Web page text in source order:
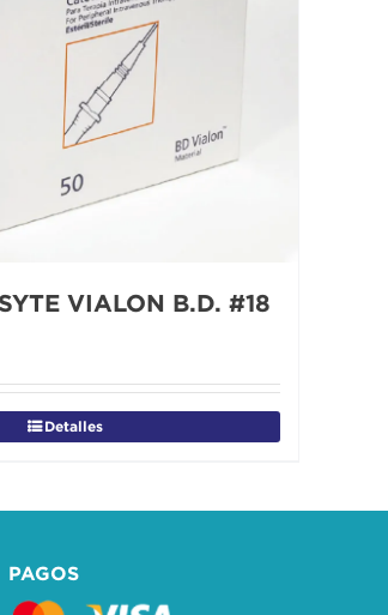
VIALON B.D. #18
Detalles
PAGOS